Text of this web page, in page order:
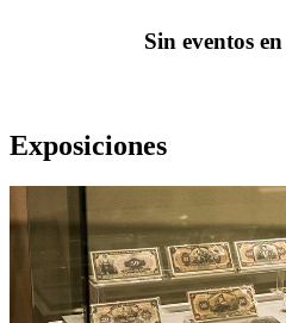
Sin eventos
Exposiciones